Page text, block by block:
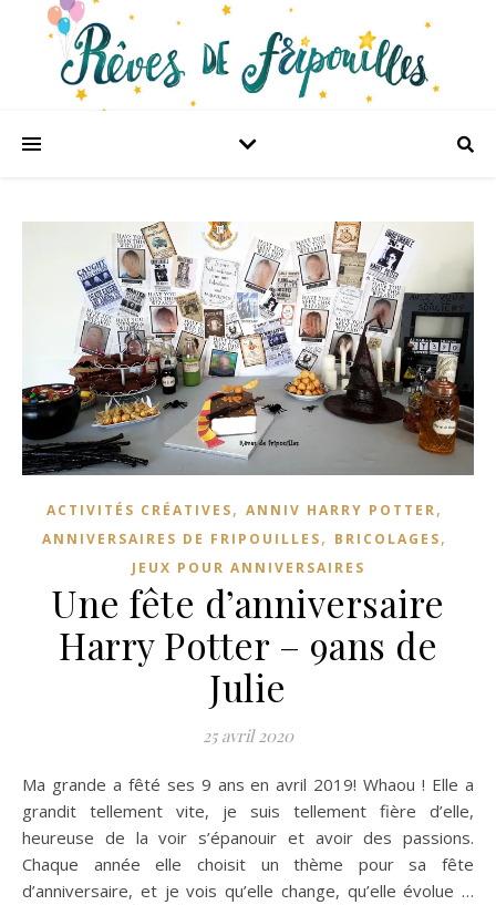
ACTIVITÉS CRÉATIVES, ANNIV HARRY POTTER,
ANNIVERSAIRES DE FRIPOUILLES, BRICOLAGES,
JEUX POUR ANNIVERSAIRES
Une fête d’anniversaire
Harry Potter – 9ans de
Julie
25 avril 2020
Ma grande a fêté ses 9 ans en avril 2019! Whaou ! Elle a
grandit tellement vite, je suis tellement fière d’elle,
heureuse de la voir s’épanouir et avoir des passions.
Chaque année elle choisit un thème pour sa fête
d’anniversaire, et je vois qu’elle change, qu’elle évolue …